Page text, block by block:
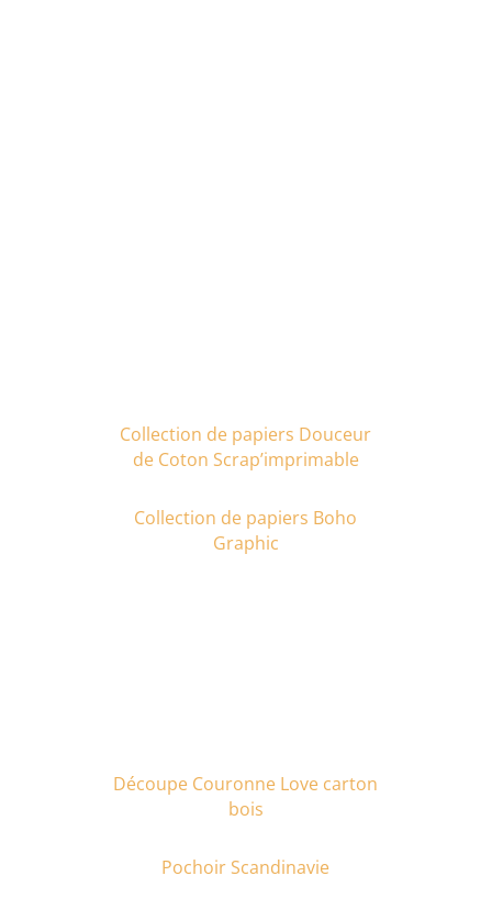
Collection de papiers Douceur
de Coton Scrap’imprimable
Collection de papiers Boho
Graphic
Découpe Couronne Love carton
bois
Pochoir Scandinavie